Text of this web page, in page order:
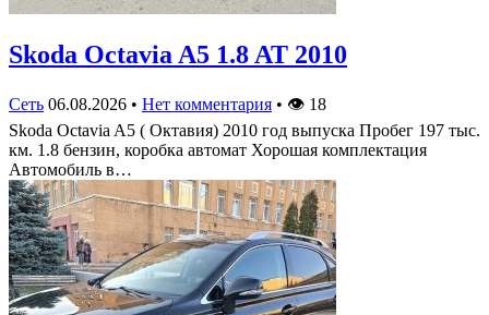
Skoda Octavia A5 1.8 AT 2010
Сеть 06.08.2026 • Нет комментария • 👁 18
Skoda Octavia A5 ( Октавия) 2010 год выпуска Пробег 197 тыс.
км. 1.8 бензин, коробка автомат Хорошая комплектация
Автомобиль в…